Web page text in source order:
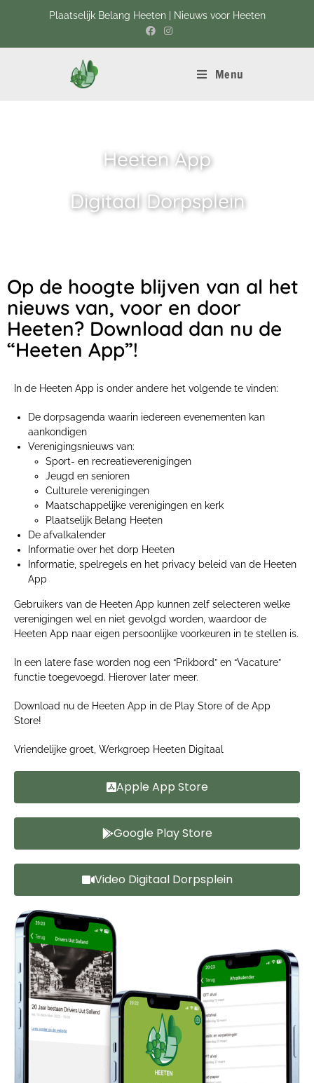
Plaatselijk Belang Heeten | Nieuws voor Heeten
Menu
Heeten App
Digitaal Dorpsplein
Op de hoogte blijven van al het
nieuws van, voor en door
Heeten? Download dan nu de
“Heeten App”!
In de Heeten App is onder andere het volgende te vinden:
De dorpsagenda waarin iedereen evenementen kan
aankondigen
Verenigingsnieuws van:
Sport- en recreatieverenigingen
Jeugd en senioren
Culturele verenigingen
Maatschappelijke verenigingen en kerk
Plaatselijk Belang Heeten
De afvalkalender
Informatie over het dorp Heeten
Informatie, spelregels en het privacy beleid van de Heeten
App
Gebruikers van de Heeten App kunnen zelf selecteren welke
verenigingen wel en niet gevolgd worden, waardoor de
Heeten App naar eigen persoonlijke voorkeuren in te stellen is.
In een latere fase worden nog een “Prikbord” en “Vacature”
functie toegevoegd. Hierover later meer.
Download nu de Heeten App in de Play Store of de App
Store!
Vriendelijke groet, Werkgroep Heeten Digitaal
Apple App Store
Google Play Store
Video Digitaal Dorpsplein